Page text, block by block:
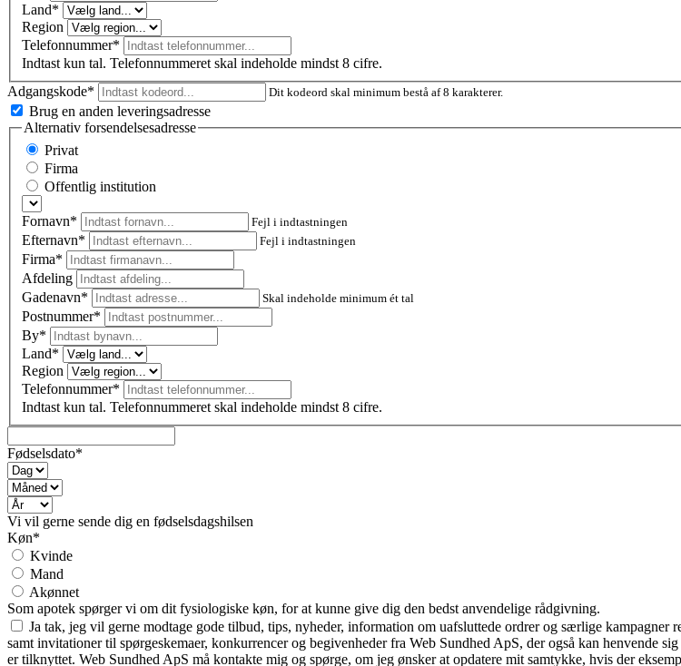
Land*
Region
Telefonnummer*
Indtast kun tal. Telefonnummeret skal indeholde mindst 8 cifre.
Adgangskode*
Dit kodeord skal minimum bestå af 8 karakterer.
Brug en anden leveringsadresse
Alternativ forsendelsesadresse
Privat
Firma
Offentlig institution
Fornavn* Fejl i indtastningen
Efternavn* Fejl i indtastningen
Firma*
Afdeling
Gadenavn*
Skal indeholde minimum ét tal
Postnummer*
By*
Land*
Region
Telefonnummer*
Indtast kun tal. Telefonnummeret skal indeholde mindst 8 cifre.
Fødselsdato*
Vi vil gerne sende dig en fødselsdagshilsen
Køn*
Kvinde
Mand
Akønnet
Som apotek spørger vi om dit fysiologiske køn, for at kunne give dig den bedst anvendelige rådgivning.
Ja tak, jeg vil gerne modtage gode tilbud, tips, nyheder, information om uafsluttede ordrer og særlige kampagner
samt invitationer til spørgeskemaer, konkurrencer og begivenheder fra Web Sundhed ApS, der også kan henvende
er tilknyttet. Web Sundhed ApS må kontakte mig og spørge, om jeg ønsker at opdatere mit samtykke, hvis der